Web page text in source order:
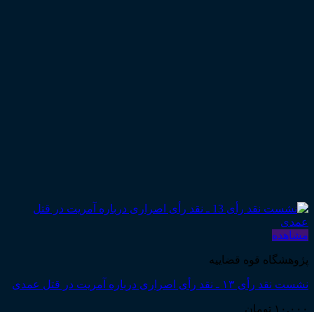
مشاهده
پژوهشگاه قوه قضاییه
نشست نقد رأی ۱۳ ـ نقد رأی اصراری درباره آمریت در قتل عمدی
۱۰,۰۰۰ تومان